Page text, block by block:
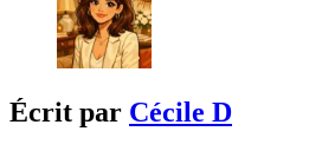
Écrit par Cécile D